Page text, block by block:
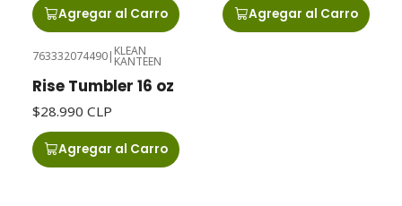
Agregar al Carro Agregar al Carro
763332074490| KLEAN
KANTEEN
Rise Tumbler 16 oz
$28.990 CLP
Agregar al Carro